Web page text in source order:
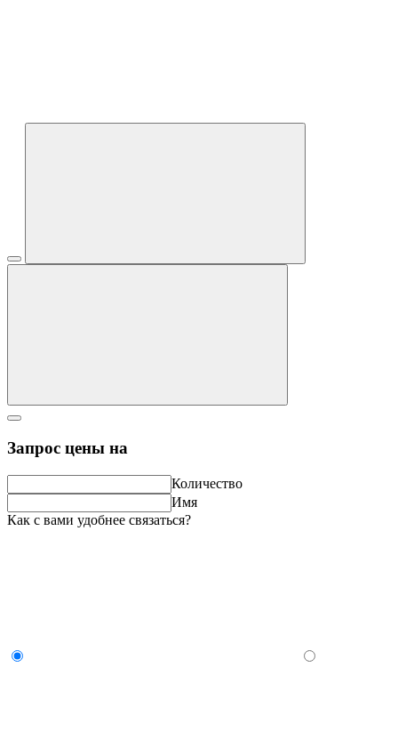
Запрос цены на
Количество
Имя
Как с вами удобнее связаться?